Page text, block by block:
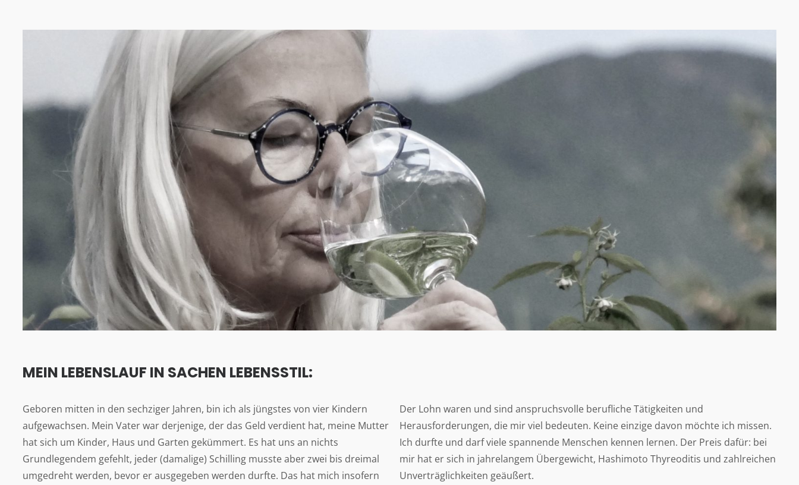
MEIN LEBENSLAUF IN SACHEN LEBENSSTIL:
Geboren mitten in den sechziger Jahren, bin ich als jüngstes von vier Kindern
aufgewachsen. Mein Vater war derjenige, der das Geld verdient hat, meine Mutter
hat sich um Kinder, Haus und Garten gekümmert. Es hat uns an nichts
Grundlegendem gefehlt, jeder (damalige) Schilling musste aber zwei bis dreimal
umgedreht werden, bevor er ausgegeben werden durfte. Das hat mich insofern
Der Lohn waren und sind anspruchsvolle berufliche Tätigkeiten und
Herausforderungen, die mir viel bedeuten. Keine einzige davon möchte ich missen.
Ich durfte und darf viele spannende Menschen kennen lernen. Der Preis dafür: bei
mir hat er sich in jahrelangem Übergewicht, Hashimoto Thyreoditis und zahlreichen
Unverträglichkeiten geäußert.